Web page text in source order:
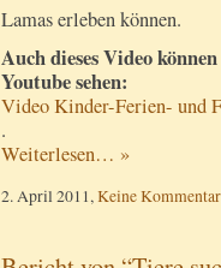
Lamas erleben können.
Auch dieses Video
Youtube sehen:
Video Kinder-Ferien- und
.
Weiterlesen… »
2. April 2011,Keine